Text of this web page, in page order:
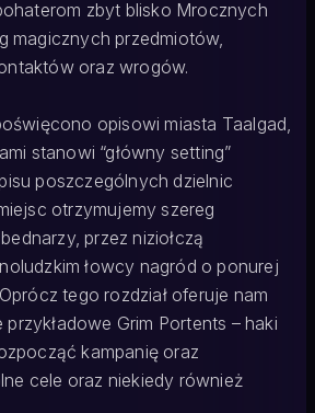
zbyt blisko Mrocznych
magicznych przedmiotów,
oraz wrogów.
opisowi miasta Taalgad,
stanowi “główny setting”
poszczególnych dzielnic
otrzymujemy szereg
przez niziołczą
łowcy nagród o ponurej
tego rozdział oferuje nam
Grim Portents – haki
kampanię oraz
cele oraz niekiedy również